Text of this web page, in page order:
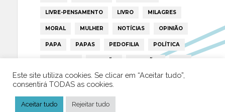
LIVRE-PENSAMENTO LIVRO MILAGRES
MORAL MULHER NOTÍCIAS OPINIÃO
PAPA PAPAS PEDOFILIA POLÍTICA
PORTUGAL RELIGIÃO RELIGIÕES RTP
TRUMP VATICANO
Este site utiliza cookies. Se clicar em “Aceitar tudo”,
consentirá TODAS as cookies.
Aceitar tudo Rejeitar tudo